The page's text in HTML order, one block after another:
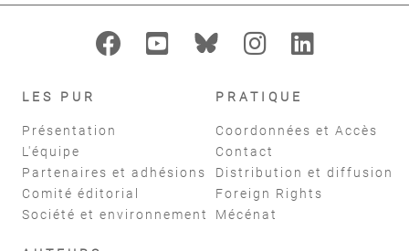
LES PUR
Présentation
L'équipe
Partenaires et adhésions
Comité éditorial
Société et environnement
PRATIQUE
Coordonnées et Accès
Contact
Distribution et diffusion
Foreign Rights
Mécénat